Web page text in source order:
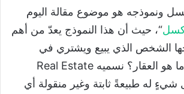
ونموذجه هو موضوع مقالة اليوم
“، حيث أن هذا النموذج يعدّ من أهم
الشخص الذي يبيع ويشتري في
العقار. ولكن أولا ما هو العقار؟ نسميه Real Estate
شيءٍ له طبيعةً ثابتة وغير منقولة أي